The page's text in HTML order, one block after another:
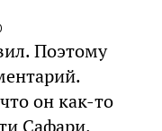
Поэтому
он как-то
Сафари.